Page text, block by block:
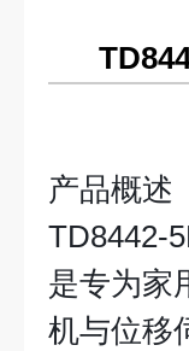
产品概述
TD8442-
是专为家
机与位移